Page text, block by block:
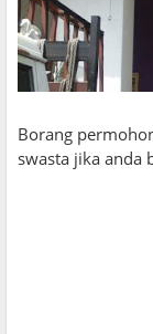
Borang
swasta jika anda